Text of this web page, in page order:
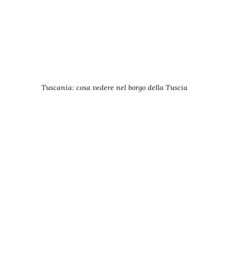
Tuscania: cosa vedere nel borgo della Tuscia